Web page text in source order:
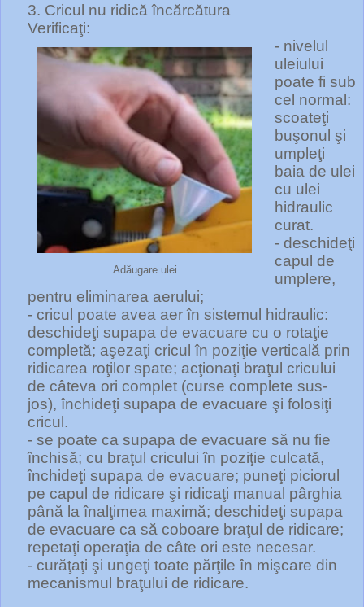
3. Cricul nu ridică încărcătura
Verificaţi:
Adăugare ulei
- nivelul
uleiului
poate fi sub
cel normal:
scoateţi
buşonul şi
umpleţi
baia de ulei
cu ulei
hidraulic
curat.
- deschideţi
capul de
umplere,
pentru eliminarea aerului;
- cricul poate avea aer în sistemul hidraulic:
deschideţi supapa de evacuare cu o rotaţie
completă; aşezaţi cricul în poziţie verticală prin
ridicarea roţilor spate; acţionaţi braţul cricului
de câteva ori complet (curse complete sus-
jos), închideţi supapa de evacuare şi folosiţi
cricul.
- se poate ca supapa de evacuare să nu fie
închisă; cu braţul cricului în poziţie culcată,
închideţi supapa de evacuare; puneţi piciorul
pe capul de ridicare şi ridicaţi manual pârghia
până la înalţimea maximă; deschideţi supapa
de evacuare ca să coboare braţul de ridicare;
repetaţi operaţia de câte ori este necesar.
- curăţaţi şi ungeţi toate părţile în mişcare din
mecanismul braţului de ridicare.